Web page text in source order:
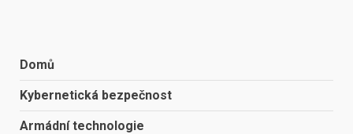
Domů
Kybernetická bezpečnost
Armádní technologie